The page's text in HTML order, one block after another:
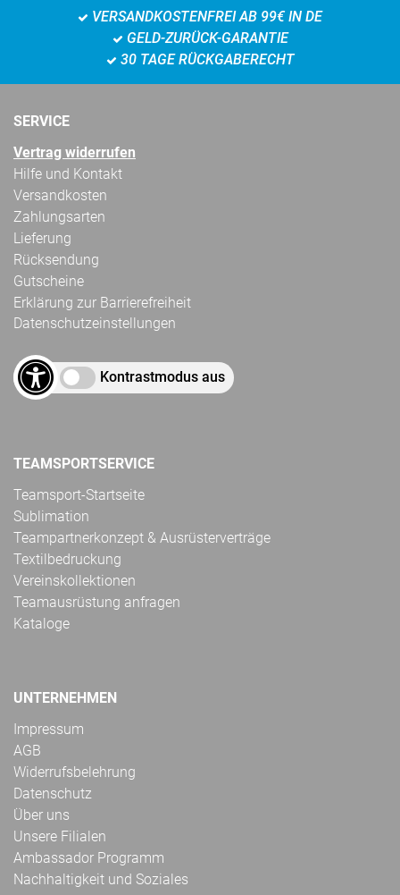
VERSANDKOSTENFREI AB 99€ IN DE
GELD-ZURÜCK-GARANTIE
30 TAGE RÜCKGABERECHT
SERVICE
Vertrag widerrufen
Hilfe und Kontakt
Versandkosten
Zahlungsarten
Lieferung
Rücksendung
Gutscheine
Erklärung zur Barrierefreiheit
Datenschutzeinstellungen
Kontrastmodus aus
TEAMSPORTSERVICE
Teamsport-Startseite
Sublimation
Teampartnerkonzept & Ausrüsterverträge
Textilbedruckung
Vereinskollektionen
Teamausrüstung anfragen
Kataloge
UNTERNEHMEN
Impressum
AGB
Widerrufsbelehrung
Datenschutz
Über uns
Unsere Filialen
Ambassador Programm
Nachhaltigkeit und Soziales